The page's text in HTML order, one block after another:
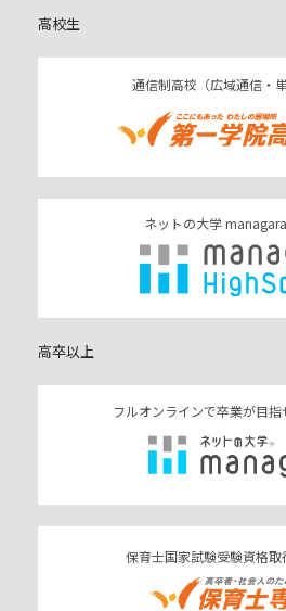
高校生
通信制高校（広域通信・
ネットの大学
高卒以上
フルオンラインで卒業が目
保育士国家試験受験資格取